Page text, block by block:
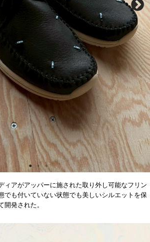
ィアがアッパーに施された取り外し可能なフリン
でも付いていない状態でも美しいシルエットを保
開発された。